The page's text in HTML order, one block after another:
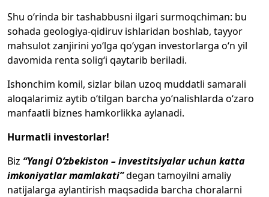
Shu o‘rinda bir tashabbusni ilgari surmoqchiman: bu
sohada geologiya-qidiruv ishlaridan boshlab, tayyor
mahsulot zanjirini yo‘lga qo‘ygan investorlarga o‘n yil
davomida renta solig‘i qaytarib beriladi.
Ishonchim komil, sizlar bilan uzoq muddatli samarali
aloqalarimiz aytib o‘tilgan barcha yo‘nalishlarda o‘zaro
manfaatli biznes hamkorlikka aylanadi.
Hurmatli investorlar!
Biz “Yangi O‘zbekiston – investitsiyalar uchun katta
imkoniyatlar mamlakati”degan tamoyilni amaliy
natijalarga aylantirish maqsadida barcha choralarni